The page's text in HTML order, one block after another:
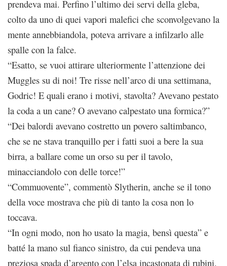
prendeva mai. Perfino l’ultimo dei servi della gleba,
colto da uno di quei vapori malefici che sconvolgevano la
mente annebbiandola, poteva arrivare a infilzarlo alle
spalle con la falce.
“Esatto, se vuoi attirare ulteriormente l’attenzione dei
Muggles su di noi! Tre risse nell’arco di una settimana,
Godric! E quali erano i motivi, stavolta? Avevano pestato
la coda a un cane? O avevano calpestato una formica?”
“Dei balordi avevano costretto un povero saltimbanco,
che se ne stava tranquillo per i fatti suoi a bere la sua
birra, a ballare come un orso su per il tavolo,
minacciandolo con delle torce!”
“Commuovente”, commentò Slytherin, anche se il tono
della voce mostrava che più di tanto la cosa non lo
toccava.
“In ogni modo, non ho usato la magia, bensì questa” e
batté la mano sul fianco sinistro, da cui pendeva una
preziosa spada d’argento con l’elsa incastonata di rubini.